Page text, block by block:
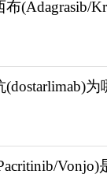
(Adagrasib/
(dostarlimab)
Vonjo)